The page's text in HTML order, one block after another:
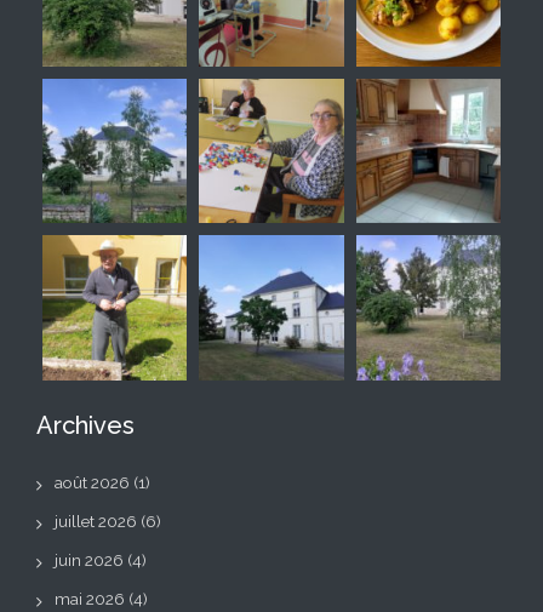
Archives
août 2026 (1)
juillet 2026 (6)
juin 2026 (4)
mai 2026 (4)